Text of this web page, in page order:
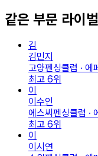
같은 부문 라이벌
김
김민지
고양펜싱클럽 · 에
최고 6위
이
이수인
에스씨펜싱클럽 ·
최고 6위
이
이시연